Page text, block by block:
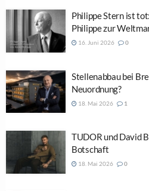
Philippe Stern ist
Philippe zur
16. Juni 2026 0
Stellenabbau bei
Neuordnung?
18. Mai 2026 1
TUDOR und David
Botschaft
18. Mai 2026 0